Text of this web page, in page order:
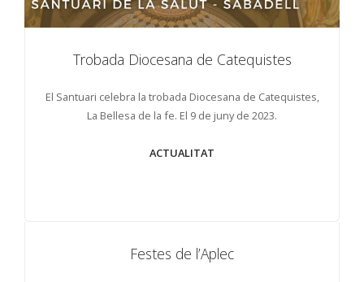
Trobada Diocesana de Catequistes
El Santuari celebra la trobada Diocesana de Catequistes,
La Bellesa de la fe. El 9 de juny de 2023.
ACTUALITAT
Festes de l’Aplec